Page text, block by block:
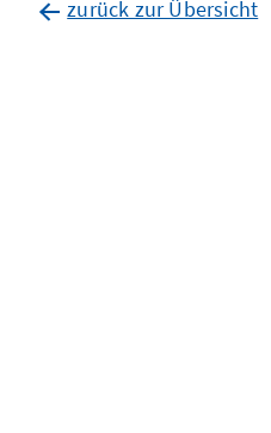
zurück zur Übersicht